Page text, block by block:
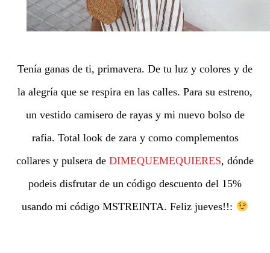
Tenía ganas de ti, primavera. De tu luz y colores y de
la alegría que se respira en las calles. Para su estreno,
un vestido camisero de rayas y mi nuevo bolso de
rafia. Total look de zara y como complementos
collares y pulsera de DIMEQUEMEQUIERES, dónde
podeis disfrutar de un código descuento del 15%
usando mi código MSTREINTA. Feliz jueves!!: